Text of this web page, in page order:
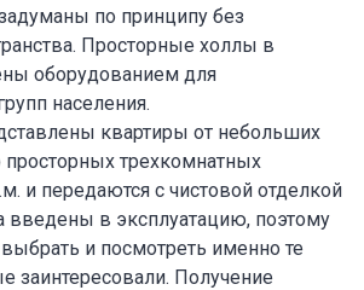
по принципу без
Просторные холлы в
оборудованием для
населения.
квартиры от небольших
просторных трехкомнатных
и передаются с чистовой отделкой
введены в эксплуатацию, поэтому
и посмотреть именно те
заинтересовали. Получение